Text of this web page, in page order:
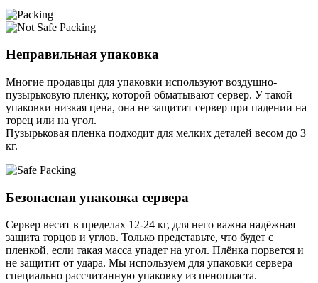
Неправильная упаковка
Многие продавцы для упаковки используют воздушно-
пузырьковую пленку, которой обматывают сервер. У такой
упаковки низкая цена, она не защитит сервер при падении на
торец или на угол.
Пузырьковая пленка подходит для мелких деталей весом до 3
кг.
Безопасная упаковка сервера
Сервер весит в пределах 12-24 кг, для него важна надёжная
защита торцов и углов. Только представьте, что будет с
пленкой, если такая масса упадет на угол. Плёнка порвется и
не защитит от удара. Мы используем для упаковки сервера
специально расcчитанную упаковку из пенопласта.